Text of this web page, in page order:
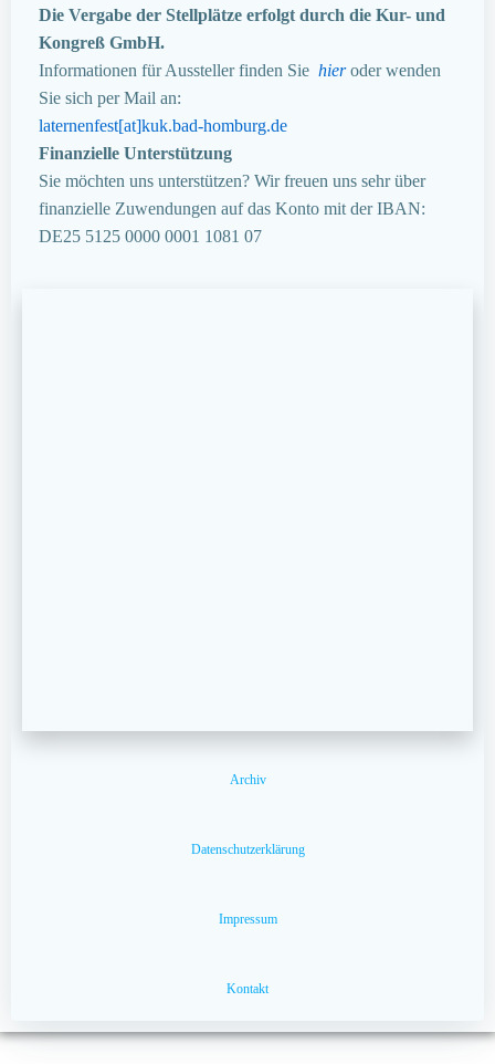
Die Vergabe der Stellplätze erfolgt durch die Kur- und
Kongreß GmbH.
Informationen für Aussteller finden Sie hieroder wenden
Sie sich per Mail an:
laternenfest[at]kuk.bad-homburg.de
Finanzielle Unterstützung
Sie möchten uns unterstützen? Wir freuen uns sehr über
finanzielle Zuwendungen auf das Konto mit der IBAN:
DE25 5125 0000 0001 1081 07
Archiv
Datenschutzerklärung
Impressum
Kontakt